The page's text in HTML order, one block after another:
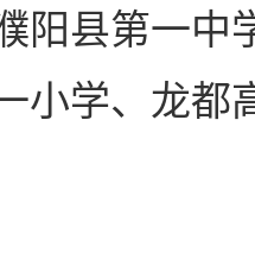
阳县第一中
小学、龙都